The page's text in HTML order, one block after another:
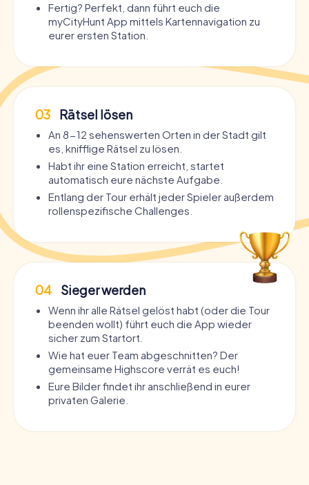
Fertig? Perfekt, dann führt euch die
myCityHunt App mittels Kartennavigation zu
eurer ersten Station.
03 Rätsel lösen
An 8-12 sehenswerten Orten in der Stadt gilt
es, knifflige Rätsel zu lösen.
Habt ihr eine Station erreicht, startet
automatisch eure nächste Aufgabe.
Entlang der Tour erhält jeder Spieler außerdem
rollenspezifische Challenges.
04 Sieger werden
Wenn ihr alle Rätsel gelöst habt (oder die Tour
beenden wollt) führt euch die App wieder
sicher zum Startort.
Wie hat euer Team abgeschnitten? Der
gemeinsame Highscore verrät es euch!
Eure Bilder findet ihr anschließend in eurer
privaten Galerie.